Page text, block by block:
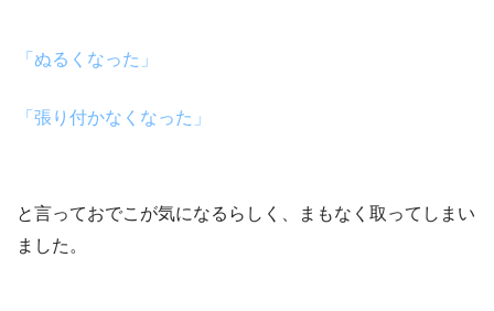
「ぬるくなった」
「張り付かなくなった」
と言っておでこが気になるらしく、まもなく取ってしまい
ました。